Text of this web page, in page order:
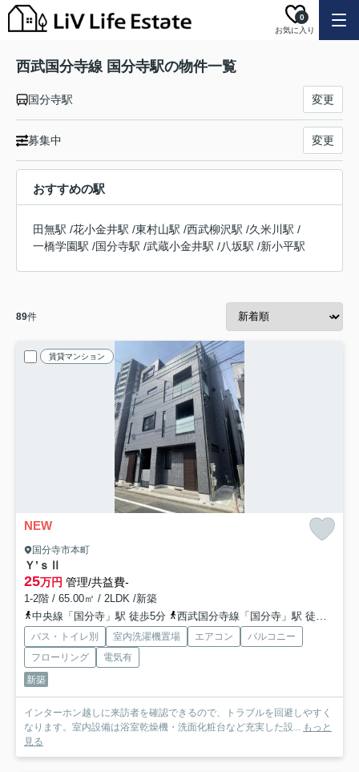
お気に入り
0
西武国分寺線 国分寺駅の物件一覧
国分寺駅 変更
募集中 変更
おすすめの駅
田無駅 /花小金井駅 /東村山駅 /西武柳沢駅 /久米川駅 /
一橋学園駅 /国分寺駅 /武蔵小金井駅 /八坂駅 /新小平駅
89件
賃貸マンション
NEW
国分寺市本町
Ｙ’ｓⅡ
25万円 管理/共益費-
1-2階 / 65.00㎡ / 2LDK /新築
中央線「国分寺」駅 徒歩5分
西武国分寺線「国分寺」駅 徒歩5分
バス・トイレ別 室内洗濯機置場 エアコン
バルコニー
フローリング
電気有
新築
インターホン越しに来訪者を確認できるので、トラブルを回避しやすく
なります。室内設備は浴室乾燥機・洗面化粧台など充実した設... もっと
見る